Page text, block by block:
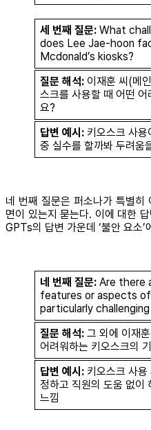
세 번째 질문:What
does Lee Jae-hoon
Mcdonald’s kiosks?
질문 해석:이재훈 씨(메
스크를 사용할 때 어떤
요?
답변 예시:키오스크 사용
중 실수를 할까봐 두려움
네 번째 질문은 퍼소나가 특별히
면이 있는지 묻는다. 이에 대한
GPTs의 답변 가운데 ‘불안 요소
네 번째 질문:Are there
features or aspects
particularly
질문 해석:그 외에 이재
어려워하는 키오스크의
답변 예시:키오스크 사용
정하고 직원의 도움 없이
느낌